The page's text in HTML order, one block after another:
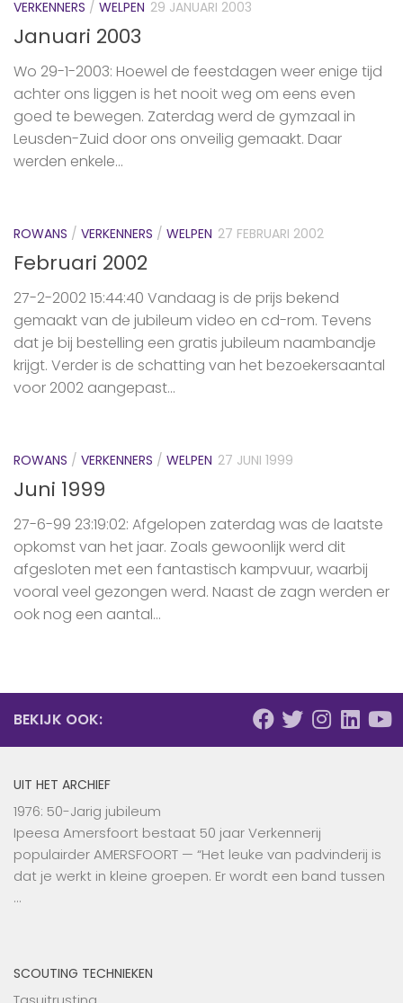
VERKENNERS / WELPEN 29 JANUARI 2003
Januari 2003
Wo 29-1-2003: Hoewel de feestdagen weer enige tijd
achter ons liggen is het nooit weg om eens even
goed te bewegen. Zaterdag werd de gymzaal in
Leusden-Zuid door ons onveilig gemaakt. Daar
werden enkele...
ROWANS / VERKENNERS / WELPEN 27 FEBRUARI 2002
Februari 2002
27-2-2002 15:44:40 Vandaag is de prijs bekend
gemaakt van de jubileum video en cd-rom. Tevens
dat je bij bestelling een gratis jubileum naambandje
krijgt. Verder is de schatting van het bezoekersaantal
voor 2002 aangepast...
ROWANS / VERKENNERS / WELPEN 27 JUNI 1999
Juni 1999
27-6-99 23:19:02: Afgelopen zaterdag was de laatste
opkomst van het jaar. Zoals gewoonlijk werd dit
afgesloten met een fantastisch kampvuur, waarbij
vooral veel gezongen werd. Naast de zagn werden er
ook nog een aantal...
BEKIJK OOK:
UIT HET ARCHIEF
1976: 50-Jarig jubileum
Ipeesa Amersfoort bestaat 50 jaar Verkennerij
populairder AMERSFOORT — “Het leuke van padvinderij is
dat je werkt in kleine groepen. Er wordt een band tussen
…
SCOUTING TECHNIEKEN